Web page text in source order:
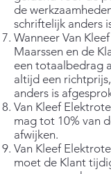
de
schriftelijk anders
Wanneer Van
Maarssen en de
een totaalbedrag
altijd een
anders is
Van Kleef
mag tot 10% van
afwijken.
Van Kleef
moet de Klant